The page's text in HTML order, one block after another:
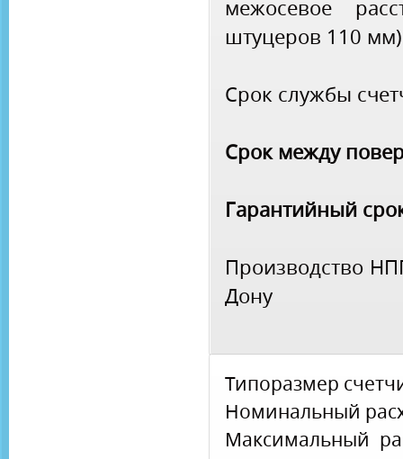
межосевое
штуцеров 110
Срок службы
Срок между
Гарантийный
Производство
Дону
Типоразмер
Номинальный
Максимальный